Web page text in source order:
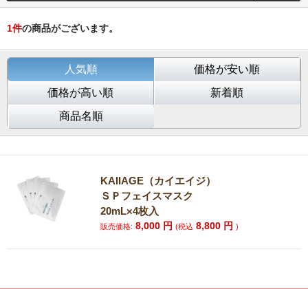
1件の商品がございます。
人気順
価格が安い順
価格が高い順
新着順
商品名順
KAIIAGE（カイエイジ）
ＳＰフェイスマスク
20mL×4枚入
販売価格: 8,000 円(税込 8,800 円)